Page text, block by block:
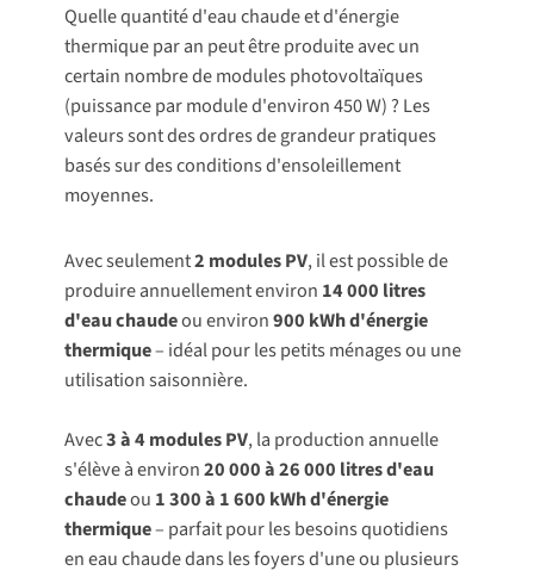
Quelle quantité d'eau chaude et d'énergie
thermique par an peut être produite avec un
certain nombre de modules photovoltaïques
(puissance par module d'environ 450 W) ? Les
valeurs sont des ordres de grandeur pratiques
basés sur des conditions d'ensoleillement
moyennes.
Avec seulement2 modules PV, il est possible de
produire annuellement environ 14 000 litres
d'eau chaudeou environ900 kWh d'énergie
thermique– idéal pour les petits ménages ou une
utilisation saisonnière.
Avec3 à 4 modules PV, la production annuelle
s'élève à environ20 000 à 26 000 litres d'eau
chaudeou 1 300 à 1 600 kWh d'énergie
thermique– parfait pour les besoins quotidiens
en eau chaude dans les foyers d'une ou plusieurs